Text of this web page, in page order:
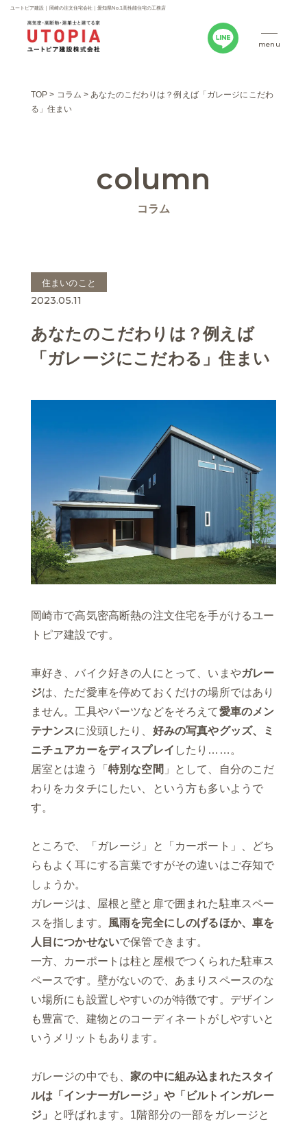
ユートピア建設｜岡崎の注文住宅会社｜愛知県No.1高性能住宅の工務店
menu
TOP > コラム >あなたのこだわりは？例えば「ガレージにこだわ
る」住まい
column
コラム
住まいのこと
2023.05.11
あなたのこだわりは？例えば
「ガレージにこだわる」住まい
岡崎市で高気密高断熱の注文住宅を手がけるユー
トピア建設です。
車好き、バイク好きの人にとって、いまやガレー
ジは、ただ愛車を停めておくだけの場所ではあり
ません。工具やパーツなどをそろえて愛車のメン
テナンスに没頭したり、 好みの写真やグッズ、ミ
ニチュアカーをディスプレイ したり……。
居室とは違う「 特別な空間 」として、自分のこだ
わりをカタチにしたい、という方も多いようで
す。
ところで、「ガレージ」と「カーポート」、どち
らもよく耳にする言葉ですがその違いはご存知で
しょうか。
ガレージは、屋根と壁と扉で囲まれた駐車スペー
スを指します。
風雨を完全にしのげるほか、車を
人目につかせないで保管できます。
一方、カーポートは柱と屋根でつくられた駐車ス
ペースです。壁がないので、あまりスペースのな
い場所にも設置しやすいのが特徴です。デザイン
も豊富で、建物とのコーディネートがしやすいと
いうメリットもあります。
ガレージの中でも、 家の中に組み込まれたスタイ
ルは「インナーガレージ」や「ビルトインガレー
ジ」
と呼ばれます。1階部分の一部をガレージと